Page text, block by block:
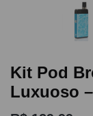
Kit Pod
Luxuoso